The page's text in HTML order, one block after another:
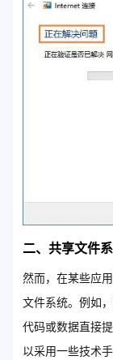
二、共享文件
然而，在某些应
文件系统。例如
代码或数据直接
以采用一些技术